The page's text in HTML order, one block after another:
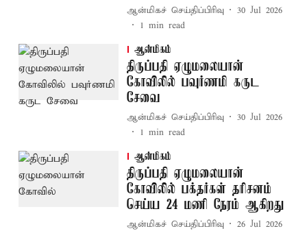
ஆன்மிகச் செய்திப்பிரிவு
30 Jul 2026
1 min read
ஆன்மிகம்
திருப்பதி ஏழுமலையான்
கோவிலில் பவுர்ணமி கருட
சேவை
ஆன்மிகச் செய்திப்பிரிவு
30 Jul 2026
1 min read
ஆன்மிகம்
திருப்பதி ஏழுமலையான்
கோவிலில் பக்தர்கள் தரிசனம்
செய்ய 24 மணி நேரம் ஆகிறது
ஆன்மிகச் செய்திப்பிரிவு
26 Jul 2026